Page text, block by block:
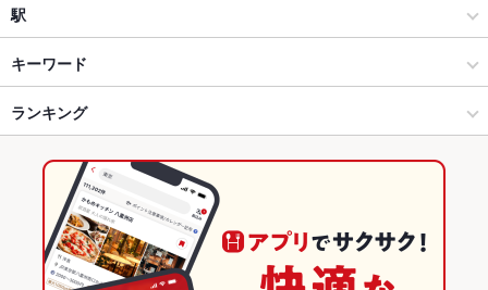
創作
高岡 × 居酒屋
高岡 × 創作
高岡駅駅 × 居酒屋
高岡駅駅 × 創作
高岡市
高岡市 × 居酒屋
高岡市 × 創作
高岡市 × 和食
高岡市 × 和食全般
駅
高岡駅
高岡駅駅
キーワード
からあげ レバー
ランキング
富山のグルメランキング
富山の居酒屋ランキング
高岡のグルメランキング